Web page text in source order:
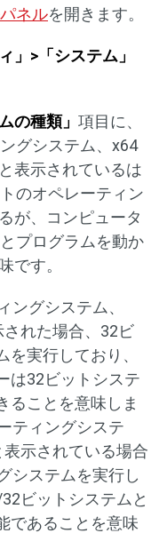
ネルを開きます。
」>「システム」
の種類」 項目に、
グシステム、x64
表示されているは
のオペレーティン
が、コンピュータ
プログラムを動か
です。
ングシステム、
れた場合、32ビ
実行しており、
は32ビットシステ
ることを意味しま
ティングシステ
示されている場合
システムを実行し
ビットシステムと
であることを意味